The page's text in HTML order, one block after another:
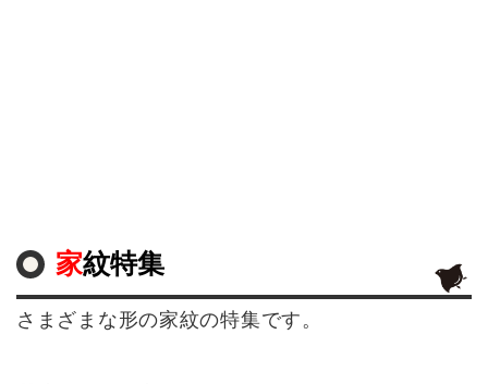
家紋特集
さまざまな形の家紋の特集です。